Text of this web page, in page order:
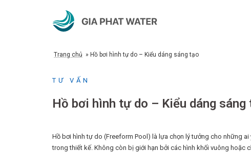
Trang chủ » Hồ bơi hình tự do – Kiểu dáng sáng tạo
TƯ VẤN
Hồ bơi hình tự do – Kiểu dáng sáng
Hồ bơi hình tự do (Freeform Pool) là lựa chọn lý tưởng cho những
trong thiết kế. Không còn bị giới hạn bởi các hình khối vuông